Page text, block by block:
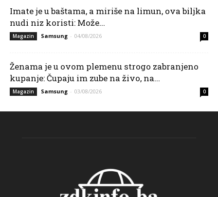
Imate je u baštama, a miriše na limun, ova biljka
nudi niz koristi: Može...
Magazin Samsung - 04/08/2026 0
Ženama je u ovom plemenu strogo zabranjeno
kupanje: Čupaju im zube na živo, na...
Magazin Samsung - 03/08/2026 0